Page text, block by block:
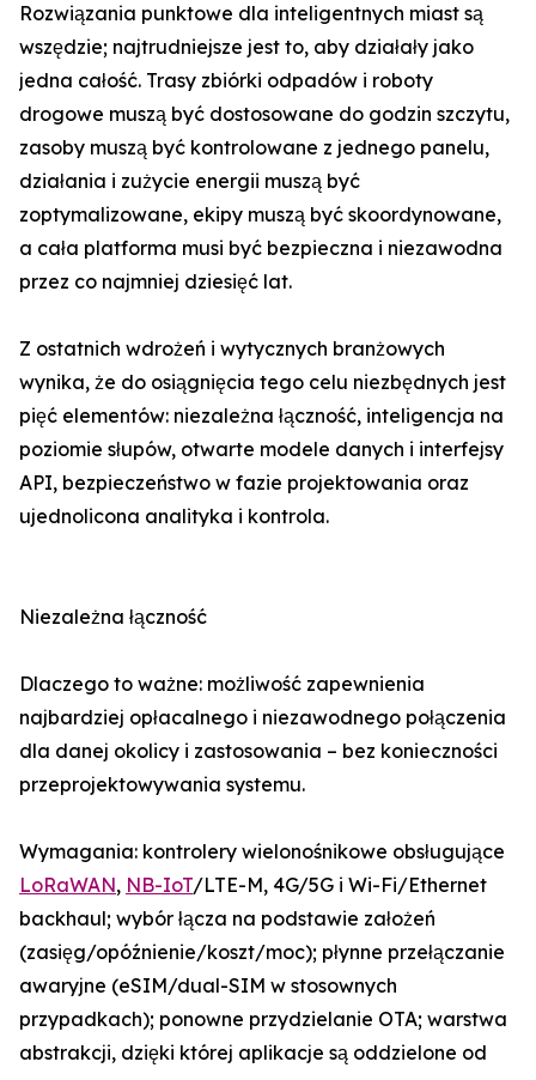
Rozwiązania punktowe dla inteligentnych miast są
wszędzie; najtrudniejsze jest to, aby działały jako
jedna całość. Trasy zbiórki odpadów i roboty
drogowe muszą być dostosowane do godzin szczytu,
zasoby muszą być kontrolowane z jednego panelu,
działania i zużycie energii muszą być
zoptymalizowane, ekipy muszą być skoordynowane,
a cała platforma musi być bezpieczna i niezawodna
przez co najmniej dziesięć lat.
Z ostatnich wdrożeń i wytycznych branżowych
wynika, że do osiągnięcia tego celu niezbędnych jest
pięć elementów: niezależna łączność, inteligencja na
poziomie słupów, otwarte modele danych i interfejsy
API, bezpieczeństwo w fazie projektowania oraz
ujednolicona analityka i kontrola.
Niezależna łączność
Dlaczego to ważne: możliwość zapewnienia
najbardziej opłacalnego i niezawodnego połączenia
dla danej okolicy i zastosowania – bez konieczności
przeprojektowywania systemu.
Wymagania: kontrolery wielonośnikowe obsługujące
LoRaWAN, NB-IoT/LTE-M, 4G/5G i Wi-Fi/Ethernet
backhaul; wybór łącza na podstawie założeń
(zasięg/opóźnienie/koszt/moc); płynne przełączanie
awaryjne (eSIM/dual-SIM w stosownych
przypadkach); ponowne przydzielanie OTA; warstwa
abstrakcji, dzięki której aplikacje są oddzielone od